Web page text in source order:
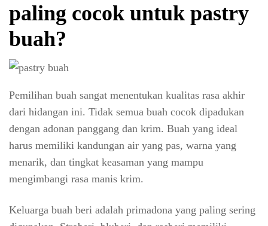
paling cocok untuk pastry
buah?
Pemilihan buah sangat menentukan kualitas rasa akhir
dari hidangan ini. Tidak semua buah cocok dipadukan
dengan adonan panggang dan krim. Buah yang ideal
harus memiliki kandungan air yang pas, warna yang
menarik, dan tingkat keasaman yang mampu
mengimbangi rasa manis krim.
Keluarga buah beri adalah primadona yang paling sering